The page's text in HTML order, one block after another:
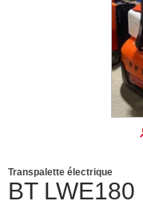
BT LWE180
Transpalette électrique